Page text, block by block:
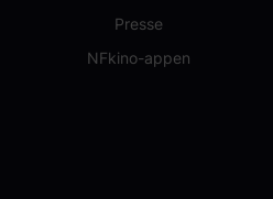
Presse
NFkino-appen